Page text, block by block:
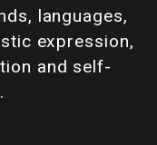
languages,
expression,
and self-